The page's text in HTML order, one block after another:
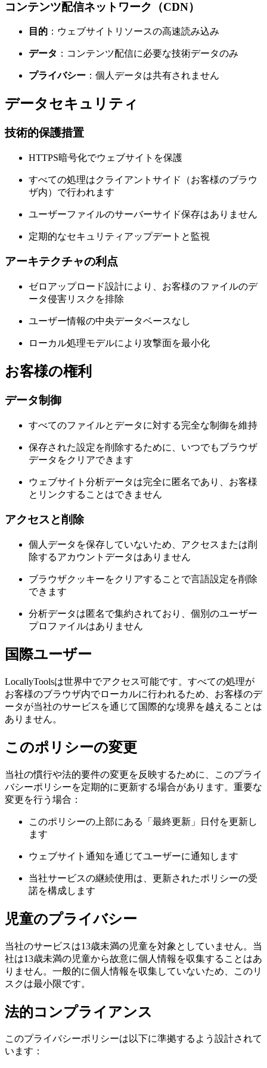
コンテンツ配信ネットワーク（CDN）
目的 ：ウェブサイトリソースの高速読み込み
データ ：コンテンツ配信に必要な技術データのみ
プライバシー ：個人データは共有されません
データセキュリティ
技術的保護措置
HTTPS暗号化でウェブサイトを保護
すべての処理はクライアントサイド（お客様のブラウ
ザ内）で行われます
ユーザーファイルのサーバーサイド保存はありません
定期的なセキュリティアップデートと監視
アーキテクチャの利点
ゼロアップロード設計により、お客様のファイルのデ
ータ侵害リスクを排除
ユーザー情報の中央データベースなし
ローカル処理モデルにより攻撃面を最小化
お客様の権利
データ制御
すべてのファイルとデータに対する完全な制御を維持
保存された設定を削除するために、いつでもブラウザ
データをクリアできます
ウェブサイト分析データは完全に匿名であり、お客様
とリンクすることはできません
アクセスと削除
個人データを保存していないため、アクセスまたは削
除するアカウントデータはありません
ブラウザクッキーをクリアすることで言語設定を削除
できます
分析データは匿名で集約されており、個別のユーザー
プロファイルはありません
国際ユーザー
LocallyToolsは世界中でアクセス可能です。すべての処理が
お客様のブラウザ内でローカルに行われるため、お客様のデ
ータが当社のサービスを通じて国際的な境界を越えることは
ありません。
このポリシーの変更
当社の慣行や法的要件の変更を反映するために、このプライ
バシーポリシーを定期的に更新する場合があります。重要な
変更を行う場合：
このポリシーの上部にある「最終更新」日付を更新し
ます
ウェブサイト通知を通じてユーザーに通知します
当社サービスの継続使用は、更新されたポリシーの受
諾を構成します
児童のプライバシー
当社のサービスは13歳未満の児童を対象としていません。当
社は13歳未満の児童から故意に個人情報を収集することはあ
りません。一般的に個人情報を収集していないため、このリ
スクは最小限です。
法的コンプライアンス
このプライバシーポリシーは以下に準拠するよう設計されて
います：